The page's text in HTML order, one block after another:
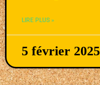
LIRE PLUS »
5 février 2025